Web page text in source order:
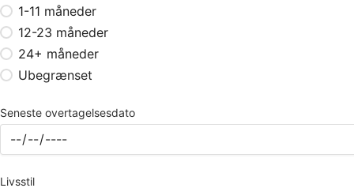
1-11 måneder
12-23 måneder
24+ måneder
Ubegrænset
Seneste overtagelsesdato
Livsstil